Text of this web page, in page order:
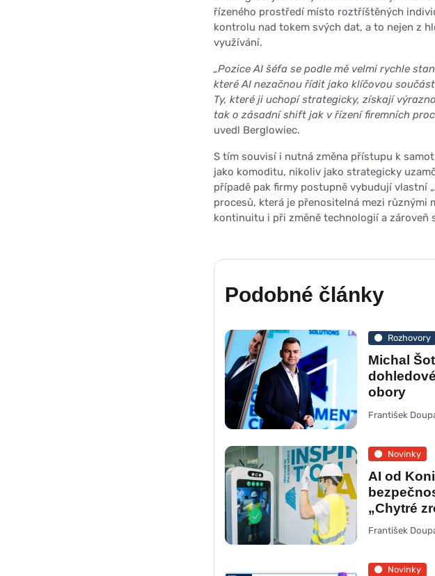
řízeného prostředí místo roztříštěných
kontrolu nad tokem svých dat, a to nejen z
využívání.
„Pozice AI šéfa se podle mě velmi rychle
které AI nezačnou řídit jako klíčovou
Ty, které ji uchopí strategicky, získají
tak o zásadní shift jak v řízení firemních
uvedl Berglowiec.
S tím souvisí i nutná změna přístupu k
jako komoditu, nikoliv jako strategicky
případě pak firmy postupně vybudují vlastní
procesů, která je přenositelná mezi různými
kontinuitu i při změně technologií a
Podobné články
Rozhovory
Michal
obory
František
Novinky
AI od
„Chytré
František
Novinky